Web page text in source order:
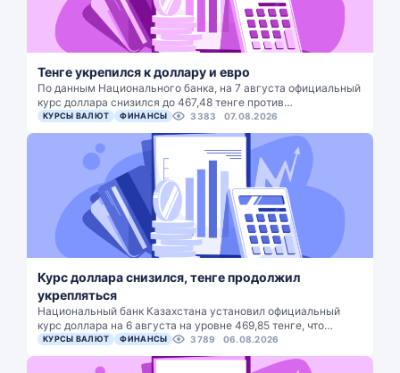
Тенге укрепился к доллару и евро
По данным Национального банка, на 7 августа официальный
курс доллара снизился до 467,48 тенге против…
КУРСЫ ВАЛЮТ ФИНАНСЫ 3383 07.08.2026
Курс доллара снизился, тенге продолжил
укрепляться
Национальный банк Казахстана установил официальный
курс доллара на 6 августа на уровне 469,85 тенге, что…
КУРСЫ ВАЛЮТ ФИНАНСЫ 3789 06.08.2026